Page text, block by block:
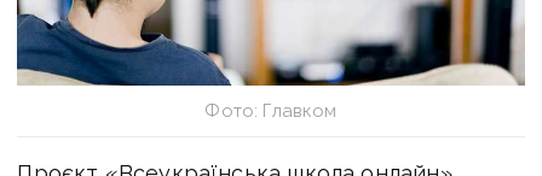
Фото: Главком